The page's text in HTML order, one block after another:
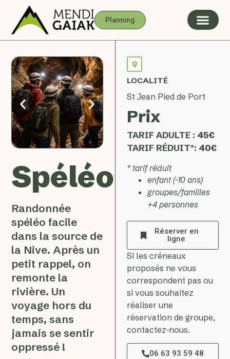
Planning
Spéléo
Randonnée
spéléo facile
dans la source de
la Nive. Après un
petit rappel, on
remonte la
rivière. Un
voyage hors du
temps, sans
jamais se sentir
oppressé !
LOCALITÉ
St Jean Pied de Port
Prix
TARIF ADULTE : 45€
TARIF RÉDUIT*: 40€
* tarif réduit
enfant (-10 ans)
groupes/familles
+4 personnes
Réserver en
ligne
Si les créneaux
proposés ne vous
correspondent pas ou
si vous souhaitez
réaliser une
réservation de groupe,
contactez-nous.
06 63 93 59 48